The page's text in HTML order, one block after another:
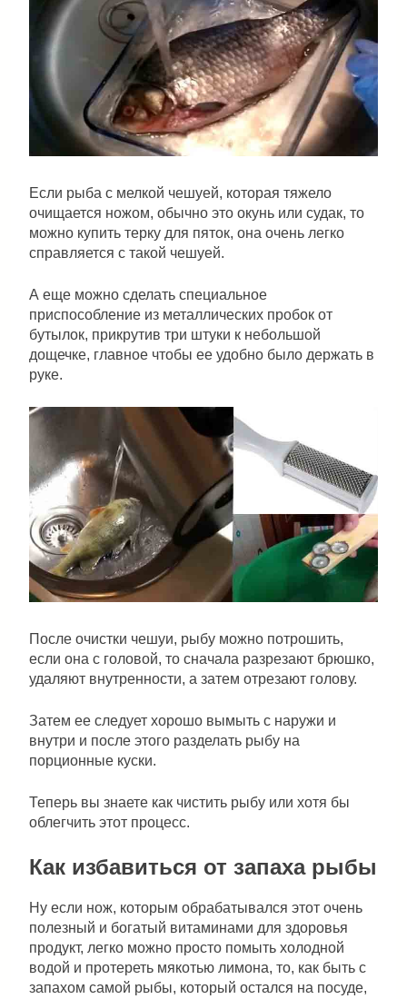
Если рыба с мелкой чешуей, которая тяжело
очищается ножом, обычно это окунь или судак, то
можно купить терку для пяток, она очень легко
справляется с такой чешуей.
А еще можно сделать специальное
приспособление из металлических пробок от
бутылок, прикрутив три штуки к небольшой
дощечке, главное чтобы ее удобно было держать в
руке.
После очистки чешуи, рыбу можно потрошить,
если она с головой, то сначала разрезают брюшко,
удаляют внутренности, а затем отрезают голову.
Затем ее следует хорошо вымыть с наружи и
внутри и после этого разделать рыбу на
порционные куски.
Теперь вы знаете как чистить рыбу или хотя бы
облегчить этот процесс.
Как избавиться от запаха рыбы
Ну если нож, которым обрабатывался этот очень
полезный и богатый витаминами для здоровья
продукт, легко можно просто помыть холодной
водой и протереть мякотью лимона, то, как быть с
запахом самой рыбы, который остался на посуде,